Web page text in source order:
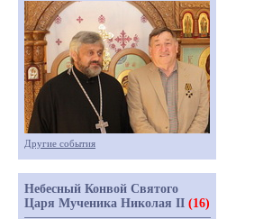
Другие события
Небесный Конвой Святого
Царя Мученика Николая II (16)